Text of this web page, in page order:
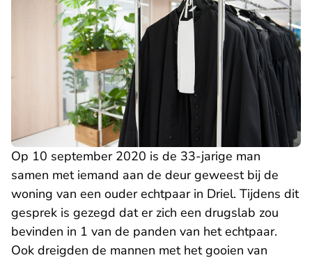
Op 10 september 2020 is de 33-jarige man
samen met iemand aan de deur geweest bij de
woning van een ouder echtpaar in Driel. Tijdens dit
gesprek is gezegd dat er zich een drugslab zou
bevinden in 1 van de panden van het echtpaar.
Ook dreigden de mannen met het gooien van